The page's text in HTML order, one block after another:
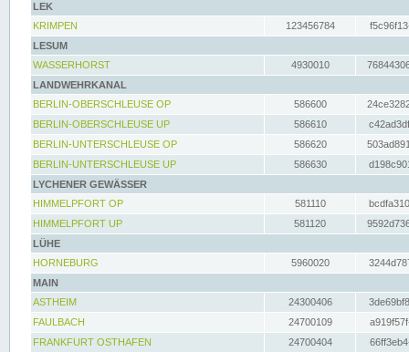
LEK
KRIMPEN
123456784
LESUM
WASSERHORST
4930010
LANDWEHRKANAL
BERLIN-OBERSCHLEUSE OP
586600
BERLIN-OBERSCHLEUSE UP
586610
BERLIN-UNTERSCHLEUSE OP
586620
BERLIN-UNTERSCHLEUSE UP
586630
LYCHENER GEWÄSSER
HIMMELPFORT OP
581110
HIMMELPFORT UP
581120
LÜHE
HORNEBURG
5960020
MAIN
ASTHEIM
24300406
FAULBACH
24700109
FRANKFURT OSTHAFEN
24700404